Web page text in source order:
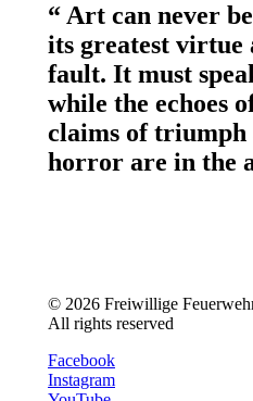
“ Art can never
its greatest virtue
fault. It must
while the echoes
claims of triumph
horror are in the
© 2026 Freiwillige
All rights reserved
Facebook
Instagram